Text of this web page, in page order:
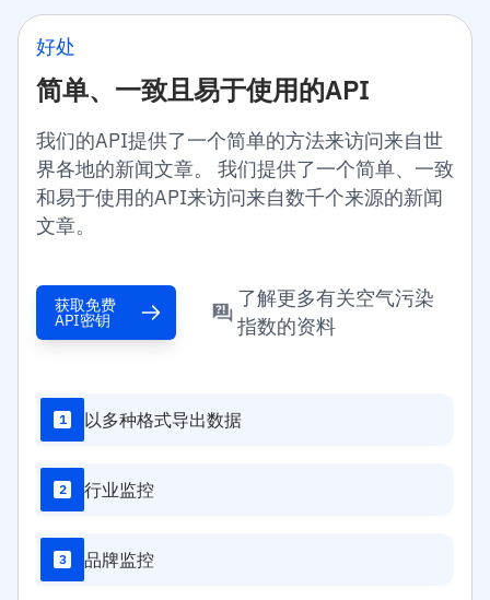
好处
简单、一致且易于使用的API
我们的API提供了一个简单的方法来访问来自世
界各地的新闻文章。 我们提供了一个简单、一致
和易于使用的API来访问来自数千个来源的新闻
文章。
获取免费
API密钥
了解更多有关空气污染
指数的资料
1 以多种格式导出数据
2 行业监控
3 品牌监控